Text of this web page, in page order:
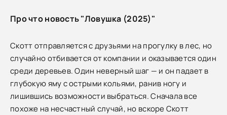
Про что новость "Ловушка (2025)"
Скотт отправляется с друзьями на прогулку в лес, но
случайно отбивается от компании и оказывается один
среди деревьев. Один неверный шаг — и он падает в
глубокую яму с острыми кольями, ранив ногу и
лишившись возможности выбраться. Сначала все
похоже на несчастный случай, но вскоре Скотт